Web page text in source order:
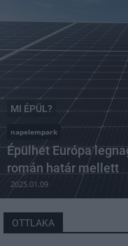
MI ÉPÜL?
napelempark
Épülhet Európa
román határ mellett
2025.01.09
OTTLAKA